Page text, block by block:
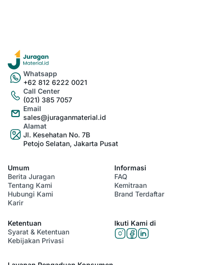
Whatsapp
+62 812 6222 0021
Call Center
(021) 385 7057
Email
sales@juraganmaterial.id
Alamat
Jl. Kesehatan No. 7B
Petojo Selatan, Jakarta Pusat
Umum
Berita Juragan
Tentang Kami
Hubungi Kami
Karir
Informasi
FAQ
Kemitraan
Brand Terdaftar
Ketentuan
Syarat & Ketentuan
Kebijakan Privasi
Ikuti Kami di